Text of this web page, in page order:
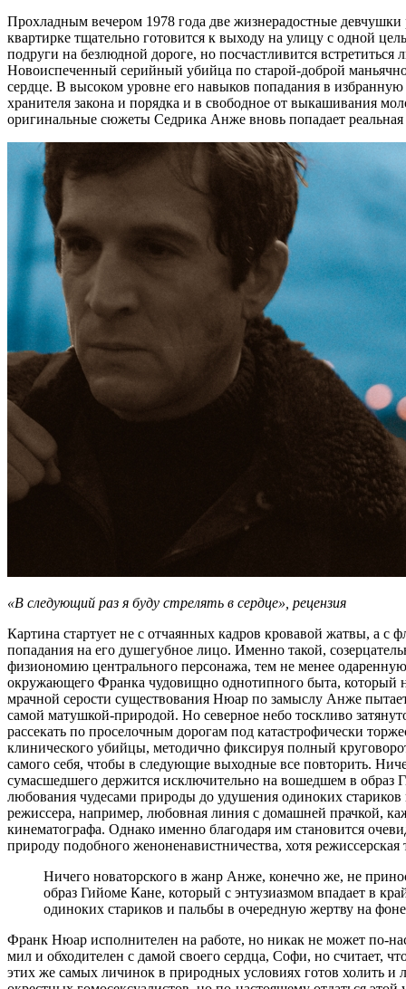
Прохладным вечером 1978 года две жизнерадостные девчушки
квартирке тщательно готовится к выходу на улицу с одной
подруги на безлюдной дороге, но посчастливится
Новоиспеченный серийный убийца по старой-доброй
сердце. В высоком уровне его навыков попадания в
хранителя закона и порядка и в свободное от выкашивания
оригинальные сюжеты Седрика Анже вновь попадает
«В следующий раз я буду стрелять в сердце», рецензия
Картина стартует не с отчаянных кадров кровавой жатвы, а
попадания на его душегубное лицо. Именно такой,
физиономию центрального персонажа, тем не менее
окружающего Франка чудовищно однотипного быта, который
мрачной серости существования Нюар по замыслу Анже
самой матушкой-природой. Но северное небо тоскливо
рассекать по проселочным дорогам под катастрофически
клинического убийцы, методично фиксируя полный
самого себя, чтобы в следующие выходные все повторить.
сумасшедшего держится исключительно на вошедшем в образ
любования чудесами природы до удушения одиноких
режиссера, например, любовная линия с домашней прачкой,
кинематографа. Однако именно благодаря им становится
природу подобного женоненавистничества, хотя
Ничего новаторского в жанр Анже, конечно же, не
образ Гийоме Кане, который с энтузиазмом впадает в
одиноких стариков и пальбы в очередную жертву на
Франк Нюар исполнителен на работе, но никак не может по-
мил и обходителен с дамой своего сердца, Софи, но считает,
этих же самых личинок в природных условиях готов холить и